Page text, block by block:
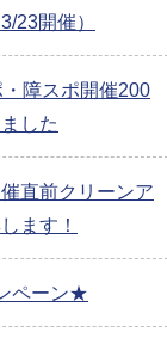
23開催）
障スポ開催200
した
直前クリーンア
ます！
ペーン★